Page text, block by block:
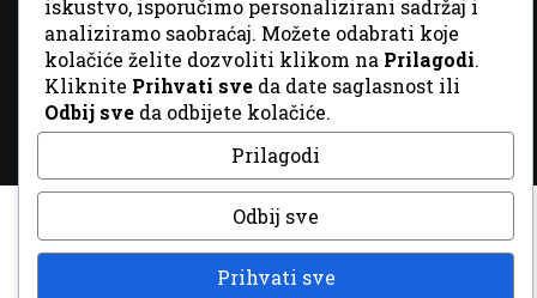
iskustvo, isporučimo personalizirani sadržaj i
analiziramo saobraćaj. Možete odabrati koje
kolačiće želite dozvoliti klikom na Prilagodi.
Kliknite Prihvati sve da date saglasnost ili
Odbij sve da odbijete kolačiće.
Prilagodi
Odbij sve
Prihvati sve